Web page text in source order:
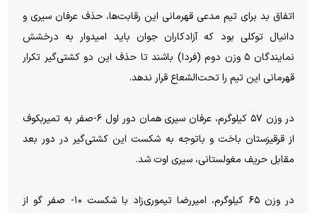
اتفاق بد برای تیم مدعی قهرمانی این رقابت‌ها، حذف عرفان سیری و
دانیال توکلی بود که آزادکاران جوان باید امیدوار به درخشش
نمایندگان ۵ وزن دوم (فردا) باشند تا حذف این دو کشتی‌گیر تکرار
قهرمانی این تیم را تحت‌الشعاع قرار ندهد.
در وزن ۵۷ کیلوگرم، عرفان سیری همان دور اول ۶-صفر به تمیربکوف
از قرقیزستان باخت و باتوجه به شکست این کشتی‌گیر در دور بعد
مقابل حریف مغولستانی، سیری اوت شد.
در وزن ۶۵ کیلوگرم، امیررضا تیموری‌زاد با شکست ۱۰- صفر گو از